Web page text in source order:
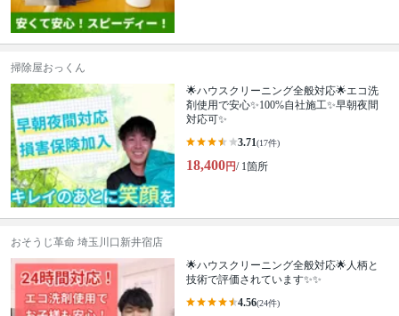
掃除屋おっくん
🌟ハウスクリーニング全般対応🌟エコ洗
剤使用で安心✨100%自社施工✨早朝夜間
対応可✨
3.71(17件)
18,400円/ 1箇所
おそうじ革命 埼玉川口新井宿店
🌟ハウスクリーニング全般対応🌟人柄と
技術で評価されています✨✨
4.56(24件)